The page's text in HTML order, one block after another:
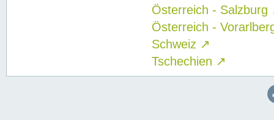
Österreich - Salzburg
Österreich -
Schweiz ↗
Tschechien ↗